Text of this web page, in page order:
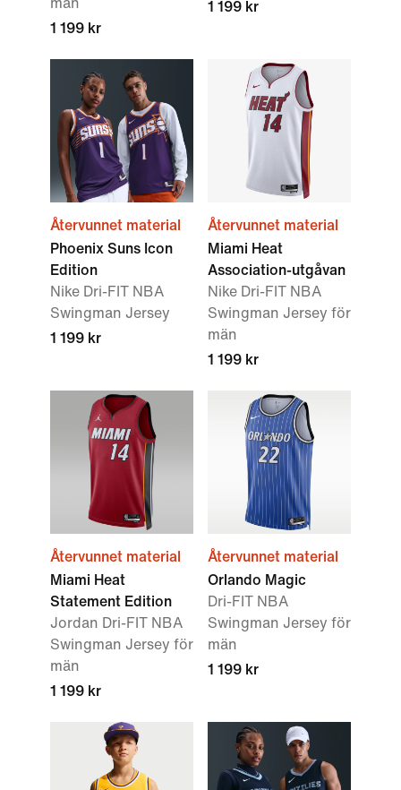
män
1 199 kr
1 199 kr
Återvunnet material
Phoenix Suns Icon
Edition
Nike Dri-FIT NBA
Swingman Jersey
1 199 kr
Återvunnet material
Miami Heat
Association-utgåvan
Nike Dri-FIT NBA
Swingman Jersey för
män
1 199 kr
Återvunnet material
Miami Heat
Statement Edition
Jordan Dri-FIT NBA
Swingman Jersey för
män
1 199 kr
Återvunnet material
Orlando Magic
Dri-FIT NBA
Swingman Jersey för
män
1 199 kr